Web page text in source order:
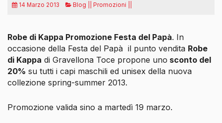
14 Marzo 2013 Blog || Promozioni ||
Robe di Kappa Promozione Festa del Papà. In
occasione della Festa del Papà il punto vendita Robe
di Kappa di Gravellona Toce propone uno sconto del
20% su tutti i capi maschili ed unisex della nuova
collezione spring-summer 2013.
Promozione valida sino a martedì 19 marzo.